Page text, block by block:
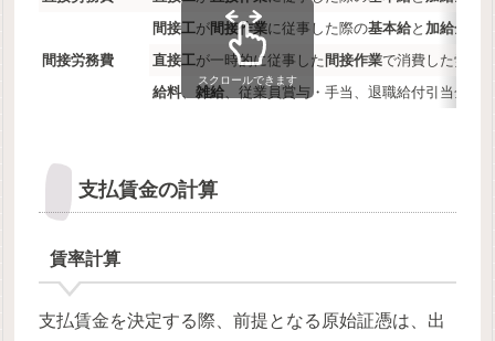
間接労務費
間接工が間接作業に従事した際の基本給と加給金
直接工が一時的に従事した 間接作業で消費した労務
給料、雑給、従業員賞与・手当、退職給付引当金繰
スクロールできます
支払賃金の計算
賃率計算
支払賃金を決定する際、前提となる原始証憑は、出